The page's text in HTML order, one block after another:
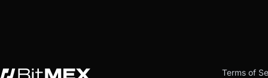
Terms of